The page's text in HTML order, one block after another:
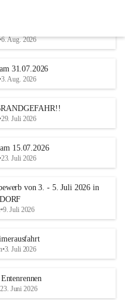
6. Aug. 2026
31.07.2026
3. Aug. 2026
29. Juli 2026
15.07.2026
23. Juli 2026
von 3. - 5. Juli 2026 in
•9. Juli 2026
•3. Juli 2026
23. Juni 2026